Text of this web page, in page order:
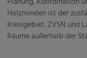
Fahrgastbeirat
Holzminden ist der
Kreisgebiet. ZVSN und
Räume außerhalb der